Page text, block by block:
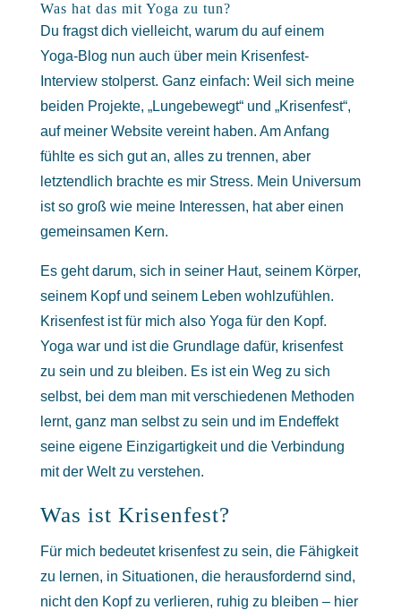
Was hat das mit Yoga zu tun?
Du fragst dich vielleicht, warum du auf einem
Yoga-Blog nun auch über mein Krisenfest-
Interview stolperst. Ganz einfach: Weil sich meine
beiden Projekte, „Lungebewegt“ und „Krisenfest“,
auf meiner Website vereint haben. Am Anfang
fühlte es sich gut an, alles zu trennen, aber
letztendlich brachte es mir Stress. Mein Universum
ist so groß wie meine Interessen, hat aber einen
gemeinsamen Kern.
Es geht darum, sich in seiner Haut, seinem Körper,
seinem Kopf und seinem Leben wohlzufühlen.
Krisenfest ist für mich also Yoga für den Kopf.
Yoga war und ist die Grundlage dafür, krisenfest
zu sein und zu bleiben. Es ist ein Weg zu sich
selbst, bei dem man mit verschiedenen Methoden
lernt, ganz man selbst zu sein und im Endeffekt
seine eigene Einzigartigkeit und die Verbindung
mit der Welt zu verstehen.
Was ist Krisenfest?
Für mich bedeutet krisenfest zu sein, die Fähigkeit
zu lernen, in Situationen, die herausfordernd sind,
nicht den Kopf zu verlieren, ruhig zu bleiben – hier